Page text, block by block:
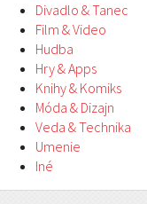
Divadlo & Tanec
Film & Video
Hudba
Hry & Apps
Knihy & Komiks
Móda & Dizajn
Veda & Technika
Umenie
Iné